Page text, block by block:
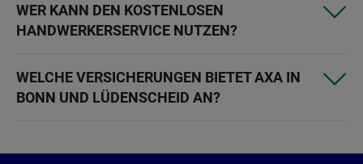
WER KANN DEN KOSTENLOSEN
HANDWERKERSERVICE NUTZEN?
WELCHE VERSICHERUNGEN BIETET AXA IN
BONN UND LÜDENSCHEID AN?